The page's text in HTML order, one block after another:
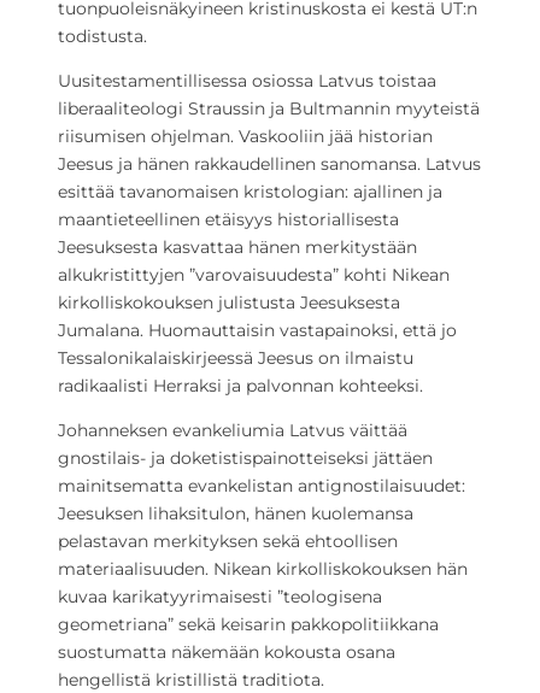
tuonpuoleisnäkyineen kristinuskosta ei kestä UT:n
todistusta.
Uusitestamentillisessa osiossa Latvus toistaa
liberaaliteologi Straussin ja Bultmannin myyteistä
riisumisen ohjelman. Vaskooliin jää historian
Jeesus ja hänen rakkaudellinen sanomansa. Latvus
esittää tavanomaisen kristologian: ajallinen ja
maantieteellinen etäisyys historiallisesta
Jeesuksesta kasvattaa hänen merkitystään
alkukristittyjen ”varovaisuudesta” kohti Nikean
kirkolliskokouksen julistusta Jeesuksesta
Jumalana. Huomauttaisin vastapainoksi, että jo
Tessalonikalaiskirjeessä Jeesus on ilmaistu
radikaalisti Herraksi ja palvonnan kohteeksi.
Johanneksen evankeliumia Latvus väittää
gnostilais- ja doketistispainotteiseksi jättäen
mainitsematta evankelistan antignostilaisuudet:
Jeesuksen lihaksitulon, hänen kuolemansa
pelastavan merkityksen sekä ehtoollisen
materiaalisuuden. Nikean kirkolliskokouksen hän
kuvaa karikatyyrimaisesti ”teologisena
geometriana” sekä keisarin pakkopolitiikkana
suostumatta näkemään kokousta osana
hengellistä kristillistä traditiota.